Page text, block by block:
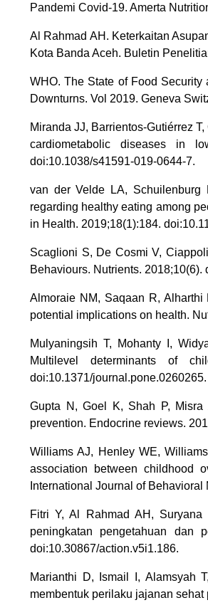
Pandemi Covid-19. Amerta
Al Rahmad AH. Keterkaitan
Kota Banda Aceh. Buletin
WHO. The State of Food
Downturns. Vol 2019. Geneva
Miranda JJ, Barrientos-Gutiérrez
cardiometabolic diseases in
doi:10.1038/s41591-019-0644-7.
van der Velde LA, Schuilenburg
regarding healthy eating among
in Health. 2019;18(1):184.
Scaglioni S, De Cosmi V,
Behaviours. Nutrients.
Almoraie NM, Saqaan R,
potential implications on health.
Mulyaningsih T, Mohanty I,
Multilevel determinants of
doi:10.1371/journal.pone.0260265.
Gupta N, Goel K, Shah P, Misra
prevention. Endocrine reviews.
Williams AJ, Henley WE,
association between childhood
International Journal of
Fitri Y, Al Rahmad AH,
peningkatan pengetahuan dan
doi:10.30867/action.v5i1.186.
Marianthi D, Ismail I, Alamsyah
membentuk perilaku jajanan